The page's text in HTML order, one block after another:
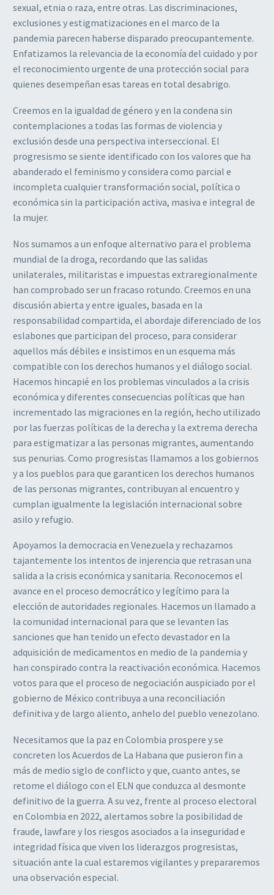
sexual, etnia o raza, entre otras. Las discriminaciones,
exclusiones y estigmatizaciones en el marco de la
pandemia parecen haberse disparado preocupantemente.
Enfatizamos la relevancia de la economía del cuidado y por
el reconocimiento urgente de una protección social para
quienes desempeñan esas tareas en total desabrigo.
Creemos en la igualdad de género y en la condena sin
contemplaciones a todas las formas de violencia y
exclusión desde una perspectiva interseccional. El
progresismo se siente identificado con los valores que ha
abanderado el feminismo y considera como parcial e
incompleta cualquier transformación social, política o
económica sin la participación activa, masiva e integral de
la mujer.
Nos sumamos a un enfoque alternativo para el problema
mundial de la droga, recordando que las salidas
unilaterales, militaristas e impuestas extraregionalmente
han comprobado ser un fracaso rotundo. Creemos en una
discusión abierta y entre iguales, basada en la
responsabilidad compartida, el abordaje diferenciado de los
eslabones que participan del proceso, para considerar
aquellos más débiles e insistimos en un esquema más
compatible con los derechos humanos y el diálogo social.
Hacemos hincapié en los problemas vinculados a la crisis
económica y diferentes consecuencias políticas que han
incrementado las migraciones en la región, hecho utilizado
por las fuerzas políticas de la derecha y la extrema derecha
para estigmatizar a las personas migrantes, aumentando
sus penurias. Como progresistas llamamos a los gobiernos
y a los pueblos para que garanticen los derechos humanos
de las personas migrantes, contribuyan al encuentro y
cumplan igualmente la legislación internacional sobre
asilo y refugio.
Apoyamos la democracia en Venezuela y rechazamos
tajantemente los intentos de injerencia que retrasan una
salida a la crisis económica y sanitaria. Reconocemos el
avance en el proceso democrático y legítimo para la
elección de autoridades regionales. Hacemos un llamado a
la comunidad internacional para que se levanten las
sanciones que han tenido un efecto devastador en la
adquisición de medicamentos en medio de la pandemia y
han conspirado contra la reactivación económica. Hacemos
votos para que el proceso de negociación auspiciado por el
gobierno de México contribuya a una reconciliación
definitiva y de largo aliento, anhelo del pueblo venezolano.
Necesitamos que la paz en Colombia prospere y se
concreten los Acuerdos de La Habana que pusieron fin a
más de medio siglo de conflicto y que, cuanto antes, se
retome el diálogo con el ELN que conduzca al desmonte
definitivo de la guerra. A su vez, frente al proceso electoral
en Colombia en 2022, alertamos sobre la posibilidad de
fraude, lawfare y los riesgos asociados a la inseguridad e
integridad física que viven los liderazgos progresistas,
situación ante la cual estaremos vigilantes y prepararemos
una observación especial.